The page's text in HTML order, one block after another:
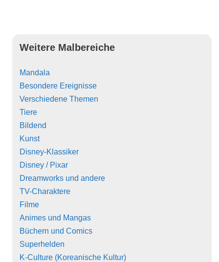
Weitere Malbereiche
Mandala
Besondere Ereignisse
Verschiedene Themen
Tiere
Bildend
Kunst
Disney-Klassiker
Disney / Pixar
Dreamworks und andere
TV-Charaktere
Filme
Animes und Mangas
Büchern und Comics
Superhelden
K-Culture (Koreanische Kultur)